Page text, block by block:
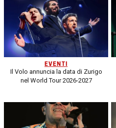
EVENTI
Il Volo annuncia la data di Zurigo
nel World Tour 2026-2027